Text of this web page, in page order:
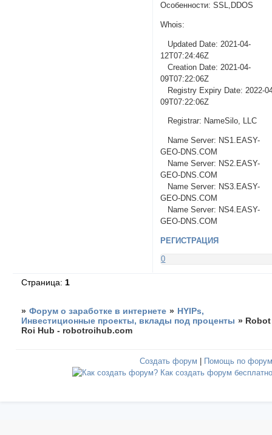
Особенности: SSL,DDOS
Whois:
Updated Date: 2021-04-
12T07:24:46Z
Creation Date: 2021-04-
09T07:22:06Z
Registry Expiry Date: 2022-
09T07:22:06Z
Registrar: NameSilo, LLC
Name Server: NS1.EASY-
GEO-DNS.COM
Name Server: NS2.EASY-
GEO-DNS.COM
Name Server: NS3.EASY-
GEO-DNS.COM
Name Server: NS4.EASY-
GEO-DNS.COM
РЕГИСТРАЦИЯ
0
Страница: 1
» Форум о заработке в интернете » HYIPs,
Инвестиционные проекты, вклады под проценты » Robot
Roi Hub - robotroihub.com
Создать форум Помощь по